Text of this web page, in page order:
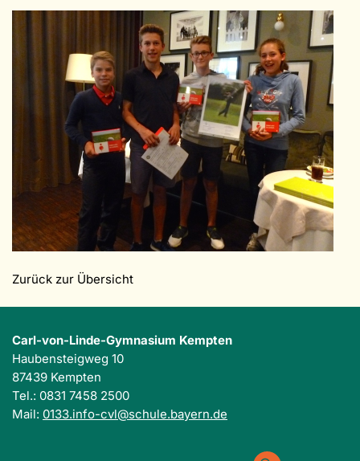
Zurück zur Übersicht
Carl-von-Linde-Gymnasium Kempten
Haubensteigweg 10
87439 Kempten
Tel.: 0831 7458 2500
Mail: 0133.info-cvl@schule.bayern.de